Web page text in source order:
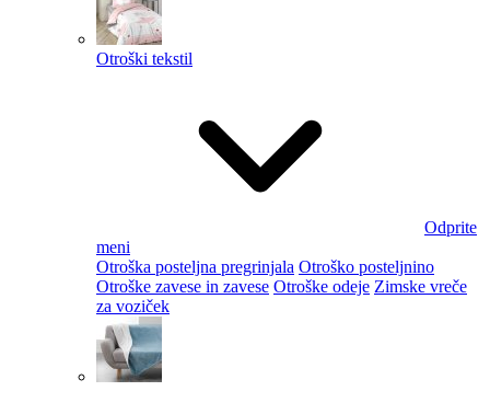
Otroški tekstil
Odprite
meni
Otroška posteljna pregrinjala Otroško posteljnino
Otroške zavese in zavese Otroške odeje Zimske vreče
za voziček